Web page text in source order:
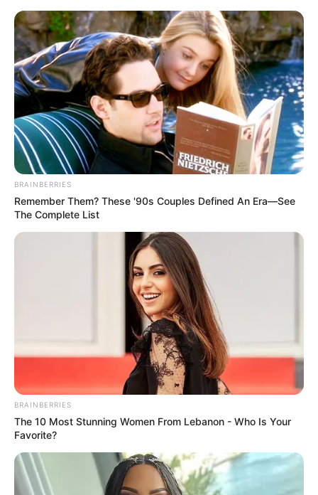
HOME
INSPIRASI
STYLE
FILM &
SERIES
NGAKAK
QUOTES
HYPE
MORE
BRAINBERRIES
Remember Them? These '90s Couples Defined An Era—See
The Complete List
BRAINBERRIES
The 10 Most Stunning Women From Lebanon - Who Is Your
Favorite?